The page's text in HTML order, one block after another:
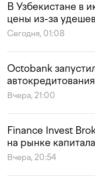
В Узбекистане в
цены из-за
Сегодня, 01:08
Octobank
автокредитования
Вчера, 21:00
Finance Invest
на рынке капитала
Вчера, 20:54